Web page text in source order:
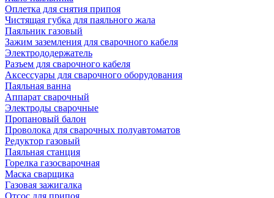
Оплетка для снятия припоя
Чистящая губка для паяльного жала
Паяльник газовый
Зажим заземления для сварочного кабеля
Электрододержатель
Разъем для сварочного кабеля
Аксессуары для сварочного оборудования
Паяльная ванна
Аппарат сварочный
Электроды сварочные
Пропановый балон
Проволока для сварочных полуавтоматов
Редуктор газовый
Паяльная станция
Горелка газосварочная
Маска сварщика
Газовая зажигалка
Отсос для припоя